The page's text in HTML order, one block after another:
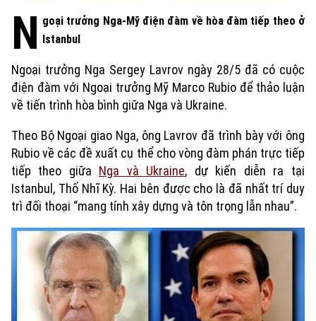
N goại trưởng Nga-Mỹ điện đàm về hòa đàm tiếp theo ở
Istanbul
Ngoại trưởng Nga Sergey Lavrov ngày 28/5 đã có cuộc
điện đàm với Ngoại trưởng Mỹ Marco Rubio để thảo luận
về tiến trình hòa bình giữa Nga và Ukraine.
Theo Bộ Ngoại giao Nga, ông Lavrov đã trình bày với ông
Rubio về các đề xuất cụ thể cho vòng đàm phán trực tiếp
tiếp theo giữa Nga và Ukraine, dự kiến diễn ra tại
Istanbul, Thổ Nhĩ Kỳ. Hai bên được cho là đã nhất trí duy
trì đối thoại “mang tính xây dựng và tôn trọng lẫn nhau”.